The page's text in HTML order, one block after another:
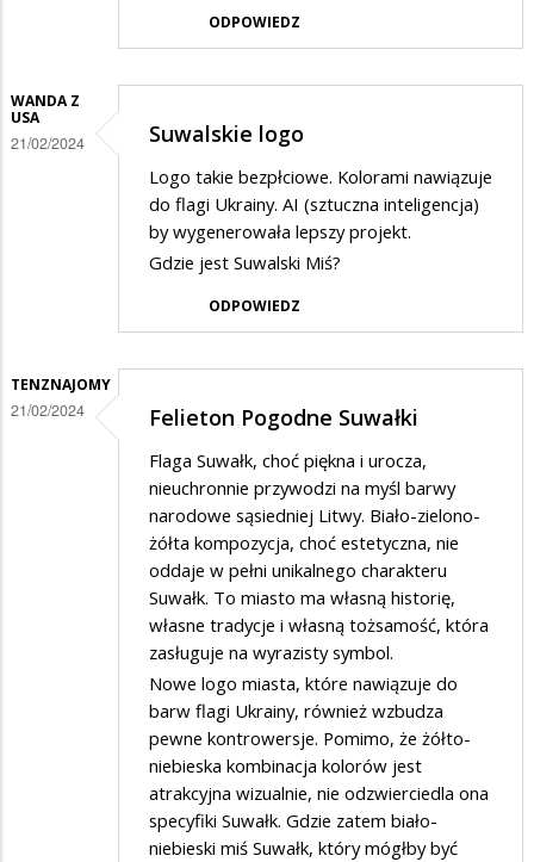
ODPOWIEDZ
WANDA Z
USA
21/02/2024 Suwalskie logo
Logo takie bezpłciowe. Kolorami nawiązuje
do flagi Ukrainy. AI (sztuczna inteligencja)
by wygenerowała lepszy projekt.
Gdzie jest Suwalski Miś?
ODPOWIEDZ
TENZNAJOMY
21/02/2024 Felieton Pogodne Suwałki
Flaga Suwałk, choć piękna i urocza,
nieuchronnie przywodzi na myśl barwy
narodowe sąsiedniej Litwy. Biało-zielono-
żółta kompozycja, choć estetyczna, nie
oddaje w pełni unikalnego charakteru
Suwałk. To miasto ma własną historię,
własne tradycje i własną tożsamość, która
zasługuje na wyrazisty symbol.
Nowe logo miasta, które nawiązuje do
barw flagi Ukrainy, również wzbudza
pewne kontrowersje. Pomimo, że żółto-
niebieska kombinacja kolorów jest
atrakcyjna wizualnie, nie odzwierciedla ona
specyfiki Suwałk. Gdzie zatem biało-
niebieski miś Suwałk, który mógłby być